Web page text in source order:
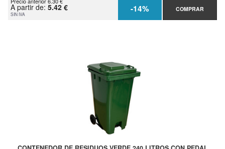
A partir de: 5.42 €
SIN IVA -14% COMPRAR